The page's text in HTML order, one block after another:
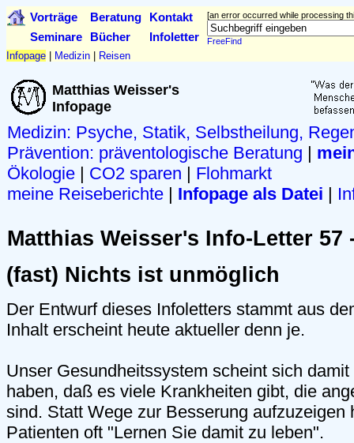
Vorträge Beratung Kontakt [an error occurred while processing
FreeFind
Seminare Bücher Infoletter
Infopage Medizin Reisen
Matthias Weisser's
Infopage
Medizin: Psyche, Statik, Selbstheilung,
Prävention: präventologische Beratung |
Ökologie | CO2 sparen | Flohmarkt
meine Reiseberichte | Infopage als Datei |
Matthias Weisser's Info-Letter 57
(fast) Nichts ist unmöglich
Der Entwurf dieses Infoletters stammt aus
Inhalt erscheint heute aktueller denn je.
Unser Gesundheitssystem scheint sich
haben, daß es viele Krankheiten gibt, die
sind. Statt Wege zur Besserung aufzuzeigen
Patienten oft "Lernen Sie damit zu leben".